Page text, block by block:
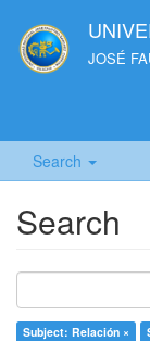
JOSÉ
Search
Search
Subject: Relación ×